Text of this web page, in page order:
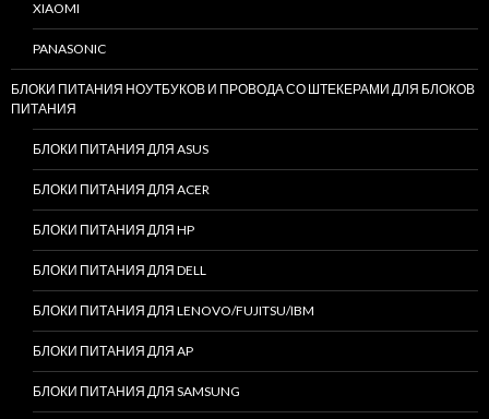
XIAOMI
PANASONIC
БЛОКИ ПИТАНИЯ НОУТБУКОВ И ПРОВОДА СО ШТЕКЕРАМИ ДЛЯ БЛОКОВ
ПИТАНИЯ
БЛОКИ ПИТАНИЯ ДЛЯ ASUS
БЛОКИ ПИТАНИЯ ДЛЯ ACER
БЛОКИ ПИТАНИЯ ДЛЯ HP
БЛОКИ ПИТАНИЯ ДЛЯ DELL
БЛОКИ ПИТАНИЯ ДЛЯ LENOVO/FUJITSU/IBM
БЛОКИ ПИТАНИЯ ДЛЯ AP
БЛОКИ ПИТАНИЯ ДЛЯ SAMSUNG